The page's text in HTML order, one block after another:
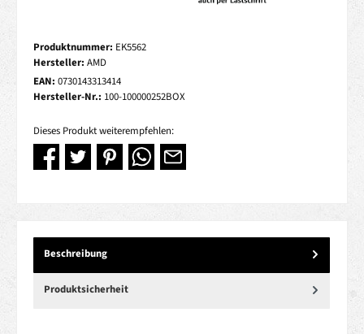
Produktnummer: EK5562
Hersteller: AMD
EAN: 0730143313414
Hersteller-Nr.: 100-100000252BOX
Dieses Produkt weiterempfehlen:
Beschreibung
Produktsicherheit